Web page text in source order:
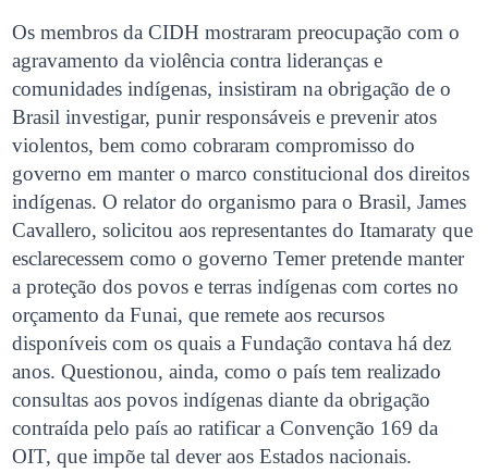
Os membros da CIDH mostraram preocupação com o
agravamento da violência contra lideranças e
comunidades indígenas, insistiram na obrigação de o
Brasil investigar, punir responsáveis e prevenir atos
violentos, bem como cobraram compromisso do
governo em manter o marco constitucional dos direitos
indígenas. O relator do organismo para o Brasil, James
Cavallero, solicitou aos representantes do Itamaraty que
esclarecessem como o governo Temer pretende manter
a proteção dos povos e terras indígenas com cortes no
orçamento da Funai, que remete aos recursos
disponíveis com os quais a Fundação contava há dez
anos. Questionou, ainda, como o país tem realizado
consultas aos povos indígenas diante da obrigação
contraída pelo país ao ratificar a Convenção 169 da
OIT, que impõe tal dever aos Estados nacionais.